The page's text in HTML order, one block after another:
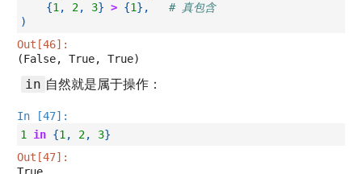
{1 , 2, 3} > {1},
# 真包含
)
Out[46]:
(False, True, True)
in 自然就是属于操作：
In [47]:
1
in {1 , 2, 3}
Out[47]: